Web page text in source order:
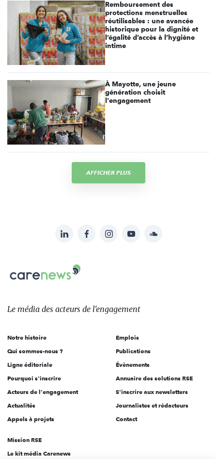
Remboursement des
protections menstruelles
réutilisables : une avancée
historique pour la dignité et
l’égalité d’accès à l’hygiène
intime
À Mayotte, une jeune
génération choisit
l'engagement
AFFICHER PLUS
sur:
LinkedInFacebookInstagramYouTubeSoundcloud
Carenews,
Le
des
l'engagement
Le média des acteurs de l'engagement
Notre histoire
Qui sommes-nous ?
Ligne éditoriale
Pourquoi s'inscrire
Acteurs de l'engagement
Actualités
Appels à projets
Emplois
Publications
Évènements
Annuaire des solutions RSE
S'inscrire aux newsletters
Journalistes et rédacteurs
Contact
Mission RSE
Le kit média Carenews